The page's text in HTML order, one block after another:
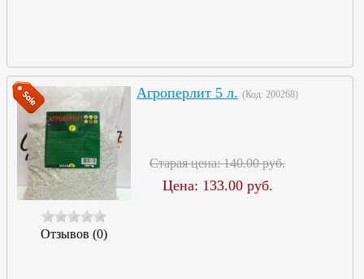
Отзывов (0)
Агроперлит 5 л. (Код: 200268)
Старая цена:140.00 руб.
Цена: 133.00 руб.